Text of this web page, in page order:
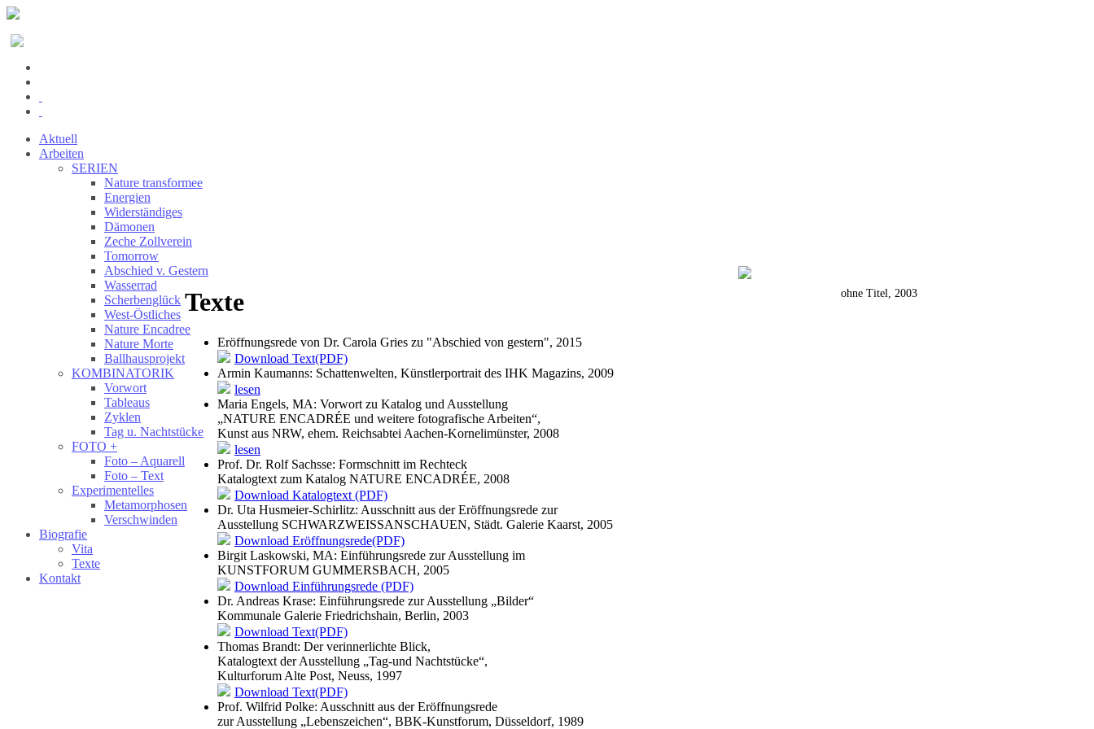
ohne Titel, 2003
Texte
Eröffnungsrede von Dr. Carola Gries zu "Abschied von gestern", 2015
Download Text(PDF)
Armin Kaumanns: Schattenwelten, Künstlerportrait des IHK Magazins, 2009
lesen
Maria Engels, MA: Vorwort zu Katalog und Ausstellung
„NATURE ENCADRÉE und weitere fotografische Arbeiten“,
Kunst aus NRW, ehem. Reichsabtei Aachen-Kornelimünster, 2008
lesen
Prof. Dr. Rolf Sachsse: Formschnitt im Rechteck
Katalogtext zum Katalog NATURE ENCADRÉE, 2008
Download Katalogtext (PDF)
Dr. Uta Husmeier-Schirlitz: Ausschnitt aus der Eröffnungsrede zur
Ausstellung SCHWARZWEISSANSCHAUEN, Städt. Galerie Kaarst, 2005
Download Eröffnungsrede(PDF)
Birgit Laskowski, MA: Einführungsrede zur Ausstellung im
KUNSTFORUM GUMMERSBACH, 2005
Download Einführungsrede (PDF)
Dr. Andreas Krase: Einführungsrede zur Ausstellung „Bilder“
Kommunale Galerie Friedrichshain, Berlin, 2003
Download Text(PDF)
Thomas Brandt: Der verinnerlichte Blick,
Katalogtext der Ausstellung „Tag-und Nachtstücke“,
Kulturforum Alte Post, Neuss, 1997
Download Text(PDF)
Prof. Wilfrid Polke: Ausschnitt aus der Eröffnungsrede
zur Ausstellung „Lebenszeichen“, BBK-Kunstforum, Düsseldorf, 1989
Aktuell
Arbeiten
SERIEN
Nature transformee
Energien
Widerständiges
Dämonen
Zeche Zollverein
Tomorrow
Abschied v. Gestern
Wasserrad
Scherbenglück
West-Östliches
Nature Encadree
Nature Morte
Ballhausprojekt
KOMBINATORIK
Vorwort
Tableaus
Zyklen
Tag u. Nachtstücke
FOTO +
Foto – Aquarell
Foto – Text
Experimentelles
Metamorphosen
Verschwinden
Biografie
Vita
Texte
Kontakt